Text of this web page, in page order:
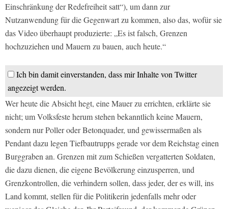
Einschränkung der Redefreiheit satt“), um dann zur
Nutzanwendung für die Gegenwart zu kommen, also das, wofür sie
das Video überhaupt produzierte: „Es ist falsch, Grenzen
hochzuziehen und Mauern zu bauen, auch heute.“
Ich bin damit einverstanden, dass mir Inhalte von Twitter
angezeigt werden.
Wer heute die Absicht hegt, eine Mauer zu errichten, erklärte sie
nicht; um Volksfeste herum stehen bekanntlich keine Mauern,
sondern nur Poller oder Betonquader, und gewissermaßen als
Pendant dazu legen Tiefbautrupps gerade vor dem Reichstag einen
Burggraben an. Grenzen mit zum Schießen vergatterten Soldaten,
die dazu dienen, die eigene Bevölkerung einzusperren, und
Grenzkontrollen, die verhindern sollen, dass jeder, der es will, ins
Land kommt, stellen für die Politikerin jedenfalls mehr oder